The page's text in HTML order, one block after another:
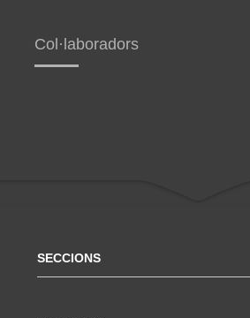
Col·laboradors
SECCIONS